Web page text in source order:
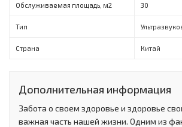
Обслуживаемая площадь, м2 30
Тип
Страна Китай
Дополнительная информация
Забота о своем здоровье и здоровье
важная часть нашей жизни. Одним из